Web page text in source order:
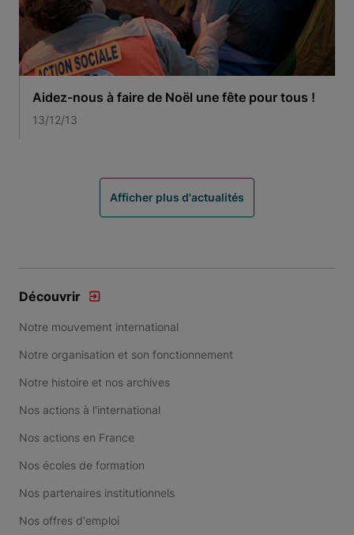
Aidez-nous à faire de Noël une fête pour tous !
13/12/13
Afficher plus d'actualités
Découvrir
Notre mouvement international
Notre organisation et son fonctionnement
Notre histoire et nos archives
Nos actions à l'international
Nos actions en France
Nos écoles de formation
Nos partenaires institutionnels
Nos offres d'emploi